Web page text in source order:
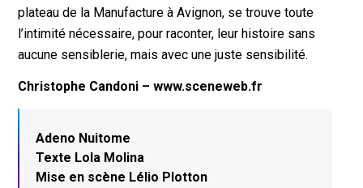
plateau de la Manufacture à Avignon, se trouve toute
l’intimité nécessaire, pour raconter, leur histoire sans
aucune sensiblerie, mais avec une juste sensibilité.
Christophe Candoni – www.sceneweb.fr
Adeno Nuitome
Texte Lola Molina
Mise en scène Lélio Plotton